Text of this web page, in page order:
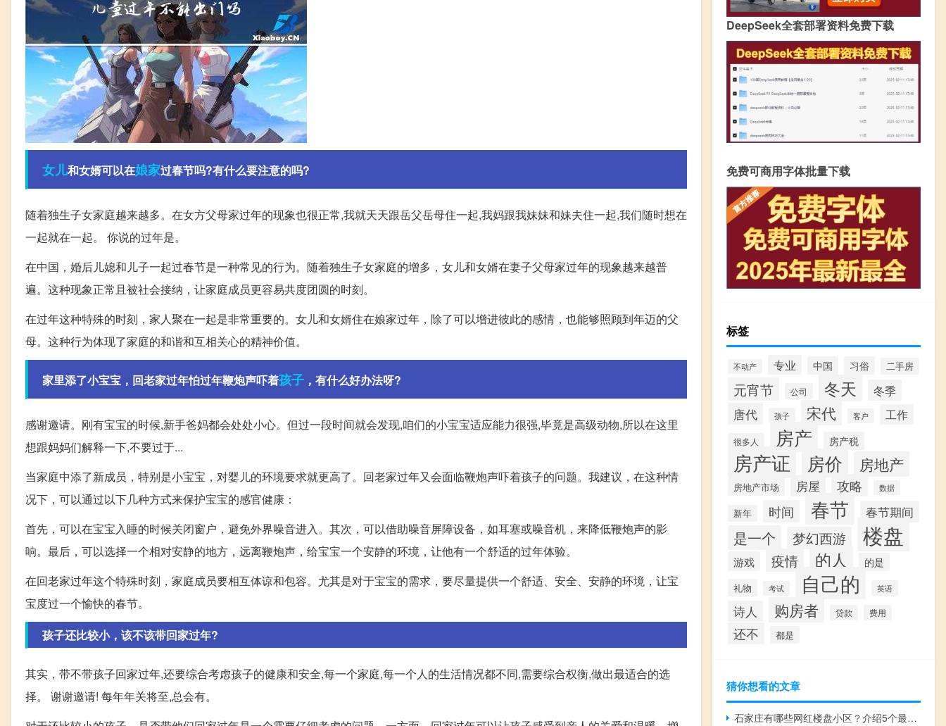
女儿和女婿可以在娘家过春节吗?有什么要注意的吗?
随着独生子女家庭越来越多。在女方父母家过年的现象也很正常,我就天天跟岳父岳母住一起,我妈跟我妹妹和妹夫住一起,我们随时想在
一起就在一起。 你说的过年是。
在中国，婚后儿媳和儿子一起过春节是一种常见的行为。随着独生子女家庭的增多，女儿和女婿在妻子父母家过年的现象越来越普
遍。这种现象正常且被社会接纳，让家庭成员更容易共度团圆的时刻。
在过年这种特殊的时刻，家人聚在一起是非常重要的。女儿和女婿住在娘家过年，除了可以增进彼此的感情，也能够照顾到年迈的父
母。这种行为体现了家庭的和谐和互相关心的精神价值。
家里添了小宝宝，回老家过年怕过年鞭炮声吓着孩子 ，有什么好办法呀?
感谢邀请。刚有宝宝的时候,新手爸妈都会处处小心。但过一段时间就会发现,咱们的小宝宝适应能力很强,毕竟是高级动物,所以在这里
想跟妈妈们解释一下,不要过于...
当家庭中添了新成员，特别是小宝宝，对婴儿的环境要求就更高了。回老家过年又会面临鞭炮声吓着孩子的问题。我建议，在这种情
况下，可以通过以下几种方式来保护宝宝的感官健康：
首先，可以在宝宝入睡的时候关闭窗户，避免外界噪音进入。其次，可以借助噪音屏障设备，如耳塞或噪音机，来降低鞭炮声的影
响。最后，可以选择一个相对安静的地方，远离鞭炮声，给宝宝一个安静的环境，让他有一个舒适的过年体验。
在回老家过年这个特殊时刻，家庭成员要相互体谅和包容。尤其是对于宝宝的需求，要尽量提供一个舒适、安全、安静的环境，让宝
宝度过一个愉快的春节。
孩子还比较小，该不该带回家过年?
其实，带不带孩子回家过年,还要综合考虑孩子的健康和安全,每一个家庭,每一个人的生活情况都不同,需要综合权衡,做出最适合的选
择。 谢谢邀请! 每年年关将至,总会有。
DeepSeek全套部署资料免费下载
免费可商用字体批量下载
标签
不动产 专业 中国 习俗 二手房
元宵节 公司 冬天 冬季
唐代 孩子 宋代 客户 工作
很多人 房产 房产税
房产证 房价 房地产
房地产市场 房屋 攻略 数据
新年 时间 春节 春节期间
是一个 梦幻西游 楼盘
游戏 疫情 的人 的是
礼物 考试 自己的 英语
诗人 购房者 贷款 费用
还不 都是
猜你想看的文章
石家庄有哪些网红楼盘小区？介绍5个最知名地产项目